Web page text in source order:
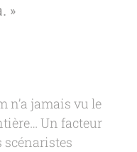
»
n’a jamais vu le
Un facteur
scénaristes